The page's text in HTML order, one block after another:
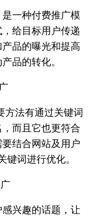
一种付费推广模
给目标用户传递
品的曝光和提高
品的转化。
方法有通过关键词
而且它也更符合
结合网站及用户
键词进行优化。
兴趣的话题，让